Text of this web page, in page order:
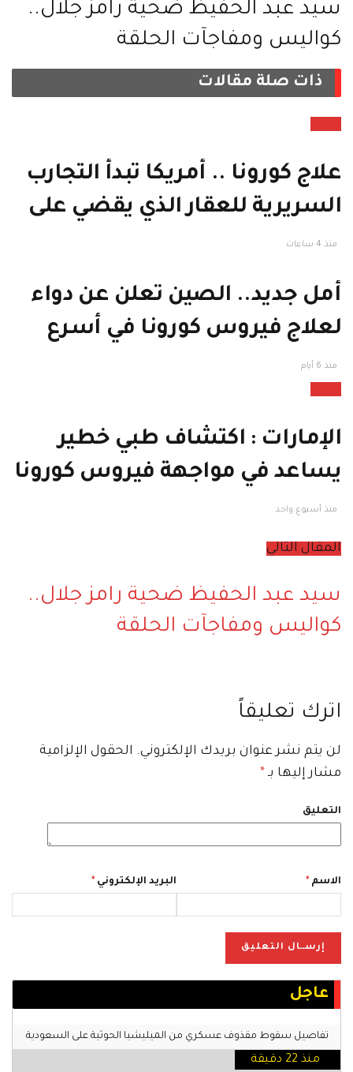
سيد عبد الحفيظ ضحية رامز جلال..
كواليس ومفاجآت الحلقة
ذات صلة مقالات
علاج كورونا .. أمريكا تبدأ التجارب
السريرية للعقار الذي يقضي على
الفيروس القاتل
منذ 4 ساعات
أمل جديد.. الصين تعلن عن دواء
لعلاج فيروس كورونا في أسرع
وقت
منذ 6 أيام
الإمارات : اكتشاف طبي خطير
يساعد في مواجهة فيروس كورونا
منذ أسبوع واحد
المقال التالي
سيد عبد الحفيظ ضحية رامز جلال..
كواليس ومفاجآت الحلقة
اترك تعليقاً
لن يتم نشر عنوان بريدك الإلكتروني. الحقول الإلزامية
مشار إليها بـ *
التعليق
الاسم * البريد الإلكتروني *
عاجل
تفاصيل سقوط مقذوف عسكري من الميليشيا الحوثية على السعودية
منذ 22 دقيقة